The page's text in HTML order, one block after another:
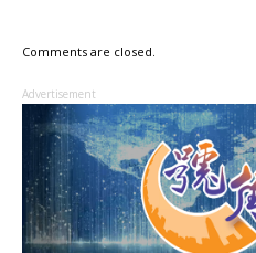
Comments are closed.
Advertisement